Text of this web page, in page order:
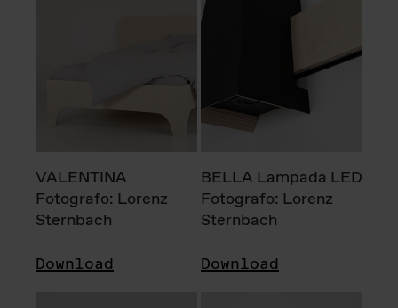
VALENTINA
Fotografo: Lorenz
Sternbach
Download
BELLA Lampada LED
Fotografo: Lorenz
Sternbach
Download